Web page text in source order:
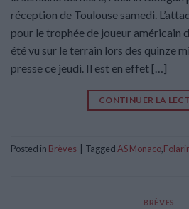
réception de Toulouse samedi.
pour le trophée de joueur américain
été vu sur le terrain lors des quinze
presse ce jeudi. Il est en effet […]
CONTINUER LA
Posted in Brèves TaggedAS Monaco,
BRÈVES